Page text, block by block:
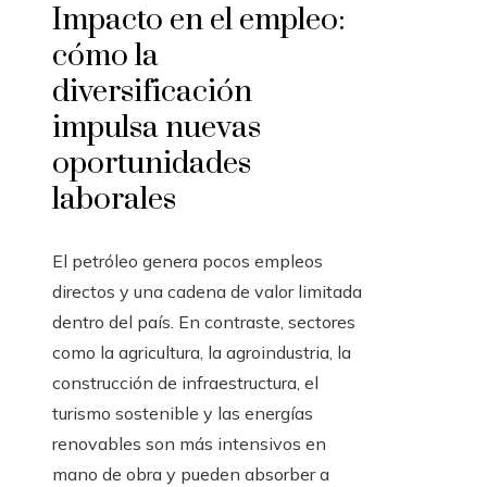
Impacto en el empleo:
cómo la
diversificación
impulsa nuevas
oportunidades
laborales
El petróleo genera pocos empleos
directos y una cadena de valor limitada
dentro del país. En contraste, sectores
como la agricultura, la agroindustria, la
construcción de infraestructura, el
turismo sostenible y las energías
renovables son más intensivos en
mano de obra y pueden absorber a